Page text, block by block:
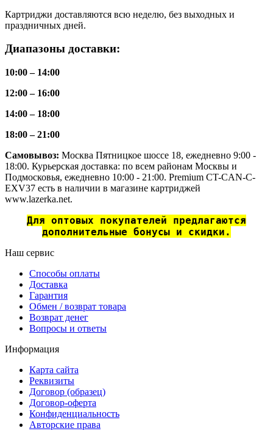
Картриджи доставляются всю неделю, без выходных и
праздничных дней.
Диапазоны доставки:
10:00 – 14:00
12:00 – 16:00
14:00 – 18:00
18:00 – 21:00
Самовывоз: Москва Пятницкое шоссе 18, ежедневно 9:00 -
18:00. Курьерская доставка: по всем районам Москвы и
Подмосковья, ежедневно 10:00 - 21:00. Premium CT-CAN-C-
EXV37 есть в наличии в магазине картриджей
www.lazerka.net.
Для оптовых покупателей предлагаются
дополнительные бонусы и скидки.
Наш сервис
Способы оплаты
Доставка
Гарантия
Обмен / возврат товара
Возврат денег
Вопросы и ответы
Информация
Карта сайта
Реквизиты
Договор (образец)
Договор-оферта
Конфиденциальность
Авторские права